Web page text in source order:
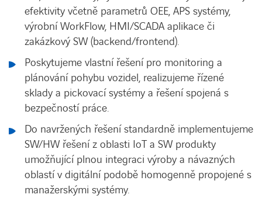
efektivity včetně parametrů OEE, APS systémy,
výrobní WorkFlow, HMI/SCADA aplikace či
zakázkový SW (backend/frontend).
Poskytujeme vlastní řešení pro monitoring a
plánování pohybu vozidel, realizujeme řízené
sklady a pickovací systémy a řešení spojená s
bezpečností práce.
Do navržených řešení standardně implementujeme
SW/HW řešení z oblasti IoT a SW produkty
umožňující plnou integraci výroby a návazných
oblastí v digitální podobě homogenně propojené s
manažerskými systémy.